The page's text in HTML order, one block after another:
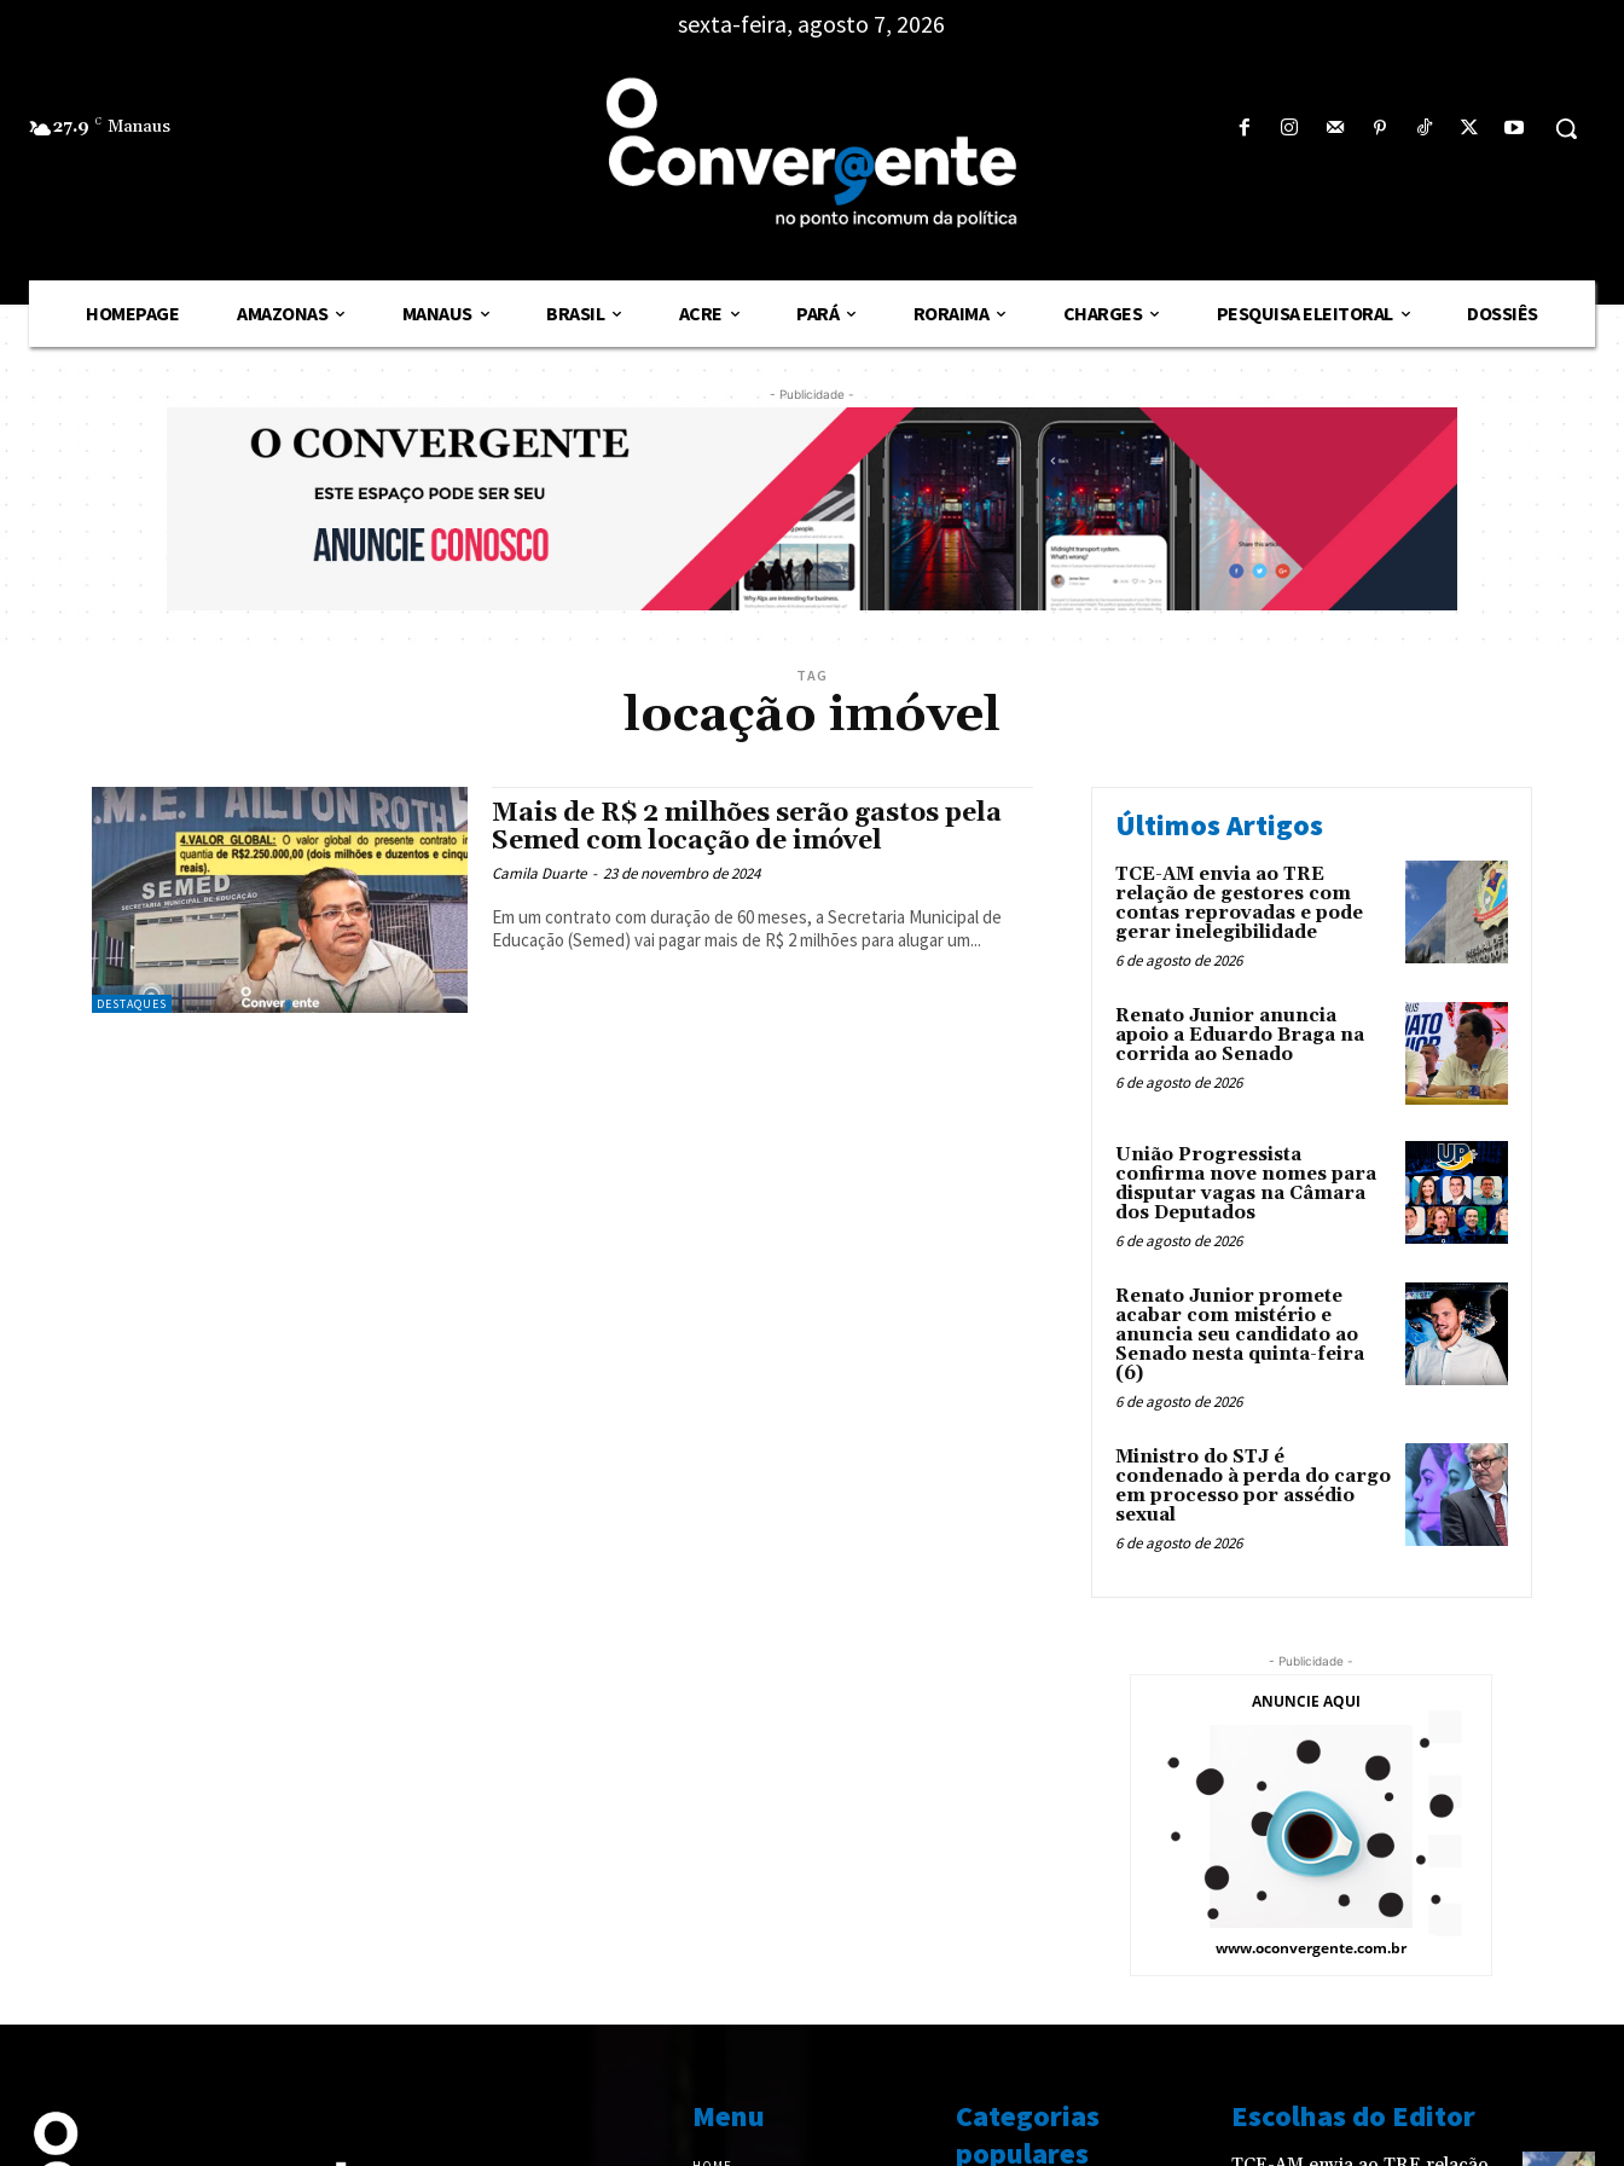
27.9 C Manaus
sexta-feira, agosto 7, 2026
HOMEPAGE AMAZONAS MANAUS BRASIL ACRE PARÁ RORAIMA CHARGES PESQUISA ELEITORAL DOSSIÊS
- Publicidade -
TAG
locação imóvel
DESTAQUES
Mais de R$ 2 milhões serão gastos pela
Semed com locação de imóvel
Camila Duarte - 23 de novembro de 2024
Em um contrato com duração de 60 meses, a Secretaria Municipal de
Educação (Semed) vai pagar mais de R$ 2 milhões para alugar um...
Últimos Artigos
TCE-AM envia ao TRE
relação de gestores com
contas reprovadas e pode
gerar inelegibilidade
6 de agosto de 2026
Renato Junior anuncia
apoio a Eduardo Braga na
corrida ao Senado
6 de agosto de 2026
União Progressista
confirma nove nomes para
disputar vagas na Câmara
dos Deputados
6 de agosto de 2026
Renato Junior promete
acabar com mistério e
anuncia seu candidato ao
Senado nesta quinta-feira
(6)
6 de agosto de 2026
Ministro do STJ é
condenado à perda do cargo
em processo por assédio
sexual
6 de agosto de 2026
- Publicidade -
Menu
Categorias
populares
Escolhas do Editor